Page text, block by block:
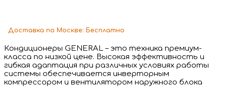
Доставка по Москве: Бесплатно
Кондиционеры GENERAL – это техника премиум-
класса по низкой цене. Высокая эффективность и
гибкая адаптация при различных условиях работы
системы обеспечивается инверторным
компрессором и вентилятором наружного блока